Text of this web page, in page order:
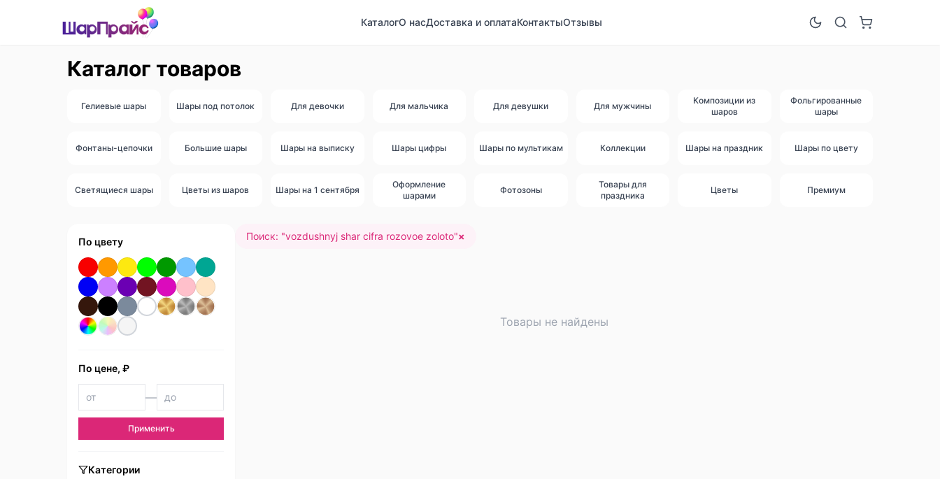
КаталогО насДоставка и оплатаКонтактыОтзывы
Каталог товаров
Гелиевые шары Шары под потолок Для девочки Для мальчика Для девушки Для мужчины
Композиции из
шаров
Фольгированные
шары
Фонтаны-цепочки Большие шары Шары на выписку Шары цифры Шары по мультикам Коллекции Шары на праздник Шары по цвету
Светящиеся шары Цветы из шаров Шары на 1 сентября
Оформление
шарами
Фотозоны
Товары для
праздника
Цветы Премиум
По цвету
По цене, ₽
—
Применить
Категории
Поиск: "vozdushnyj shar cifra rozovoe zoloto"×
Товары не найдены